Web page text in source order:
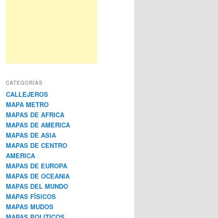
CATEGORÍAS
CALLEJEROS
MAPA METRO
MAPAS DE AFRICA
MAPAS DE AMERICA
MAPAS DE ASIA
MAPAS DE CENTRO
AMERICA
MAPAS DE EUROPA
MAPAS DE OCEANIA
MAPAS DEL MUNDO
MAPAS FÍSICOS
MAPAS MUDOS